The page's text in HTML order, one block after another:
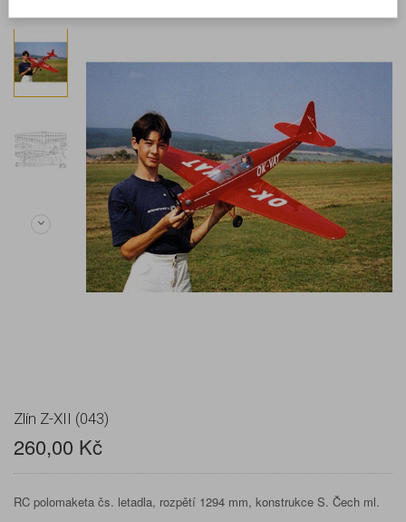
Zlín Z-XII (043)
260,00 Kč
RC polomaketa čs. letadla, rozpětí 1294 mm, konstrukce S. Čech ml.